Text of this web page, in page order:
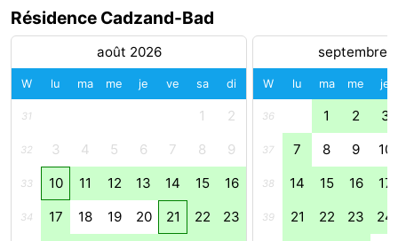
phoques
et
manger
Événements
Pratiques
Forum
Route
Stationnement
Résidence Cadzand-Bad
août 2026
W lu ma me je ve sa di
31 1 2
32 3 4 5 6 7 8 9
33 10 11 12 13 14 15 16
34 17 18 19 20 21 22 23
septembre
W lu ma me je
36 1 2 3
37 7 8 9 10
38 14 15 16 17
39 21 22 23 24